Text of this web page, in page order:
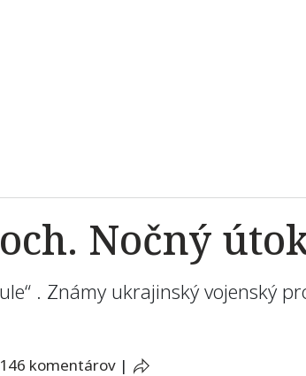
Nočný
. Známy ukrajinský vojenský
146 komentárov |